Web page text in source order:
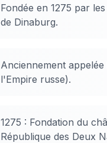
Fondée en 1275 par
de Dinaburg.
Anciennement
l'Empire russe).
1275 : Fondation du
République des Deux